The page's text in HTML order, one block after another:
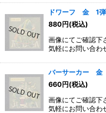
ドワーフ 金 1
880円(税込)
画像にてご確認下
気軽にお問い合わ
バーサーカー
660円(税込)
画像にてご確認下
気軽にお問い合わ